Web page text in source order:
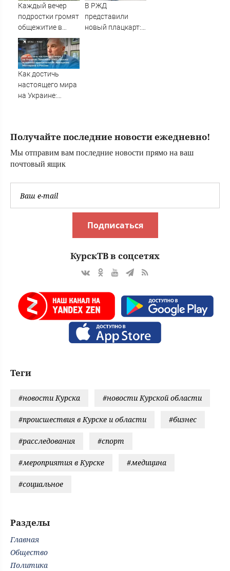
студентов
Каждый вечер
подростки громят
общежитие в
Тверской области
В РЖД
представили
новый плацкарт:
Как достичь
настоящего мира
на Украине:
завещание
России
Получайте последние новости ежедневно!
Мы отправим вам последние новости прямо на ваш
почтовый ящик
Подписаться
КурскТВ в соцсетях
Теги
#новости Курска #новости Курской области
#происшествия в Курске и области #бизнес
#расследования #спорт
#мероприятия в Курске #медицина
#социальное
Разделы
Главная
Общество
Политика